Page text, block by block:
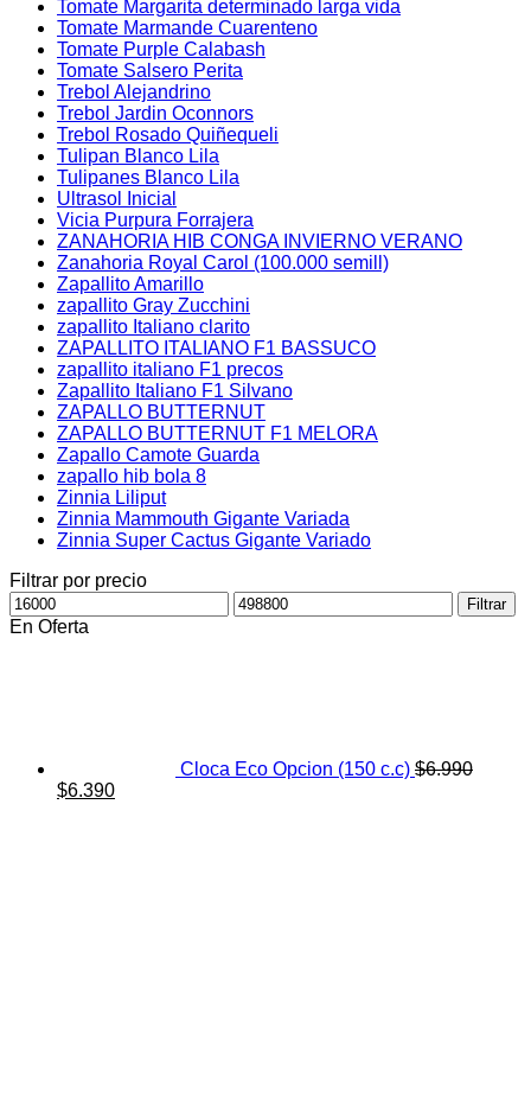
Tomate Margarita determinado larga vida
Tomate Marmande Cuarenteno
Tomate Purple Calabash
Tomate Salsero Perita
Trebol Alejandrino
Trebol Jardin Oconnors
Trebol Rosado Quiñequeli
Tulipan Blanco Lila
Tulipanes Blanco Lila
Ultrasol Inicial
Vicia Purpura Forrajera
ZANAHORIA HIB CONGA INVIERNO VERANO
Zanahoria Royal Carol (100.000 semill)
Zapallito Amarillo
zapallito Gray Zucchini
zapallito Italiano clarito
ZAPALLITO ITALIANO F1 BASSUCO
zapallito italiano F1 precos
Zapallito Italiano F1 Silvano
ZAPALLO BUTTERNUT
ZAPALLO BUTTERNUT F1 MELORA
Zapallo Camote Guarda
zapallo hib bola 8
Zinnia Liliput
Zinnia Mammouth Gigante Variada
Zinnia Super Cactus Gigante Variado
Filtrar por precio
Precio
mínimo
Precio
máximo
Filtrar
En Oferta
Cloca Eco Opcion (150 c.c) $6.990
El
$6.390El